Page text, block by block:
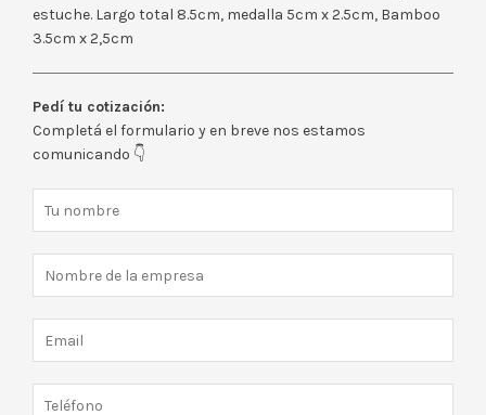
estuche. Largo total 8.5cm, medalla 5cm x 2.5cm, Bamboo
3.5cm x 2,5cm
Pedí tu cotización:
Completá el formulario y en breve nos estamos
comunicando 👇